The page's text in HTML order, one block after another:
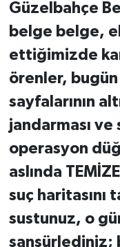
Güzelbahçe
belge belge,
ettiğimizde
örenler, bugün
sayfalarının
jandarması ve
operasyon
aslında
suç haritasını
sustunuz, o
sansürlediniz;